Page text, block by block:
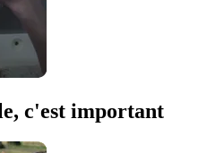
c'est important